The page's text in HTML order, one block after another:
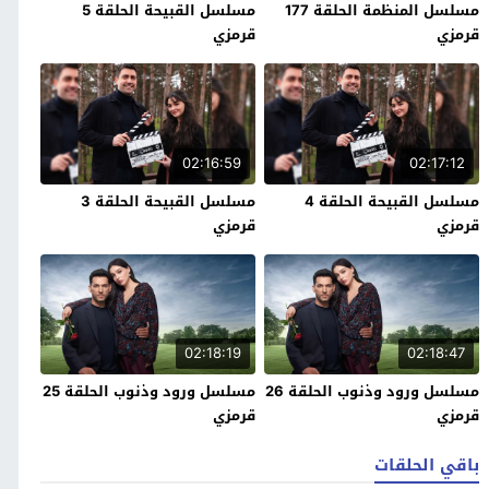
مسلسل المنظمة الحلقة 177
قرمزي
مسلسل القبيحة الحلقة 5
قرمزي
02:17:12
مسلسل القبيحة الحلقة 4
قرمزي
02:16:59
مسلسل القبيحة الحلقة 3
قرمزي
02:18:47
مسلسل ورود وذنوب الحلقة 26
قرمزي
02:18:19
مسلسل ورود وذنوب الحلقة 25
قرمزي
باقي الحلقات